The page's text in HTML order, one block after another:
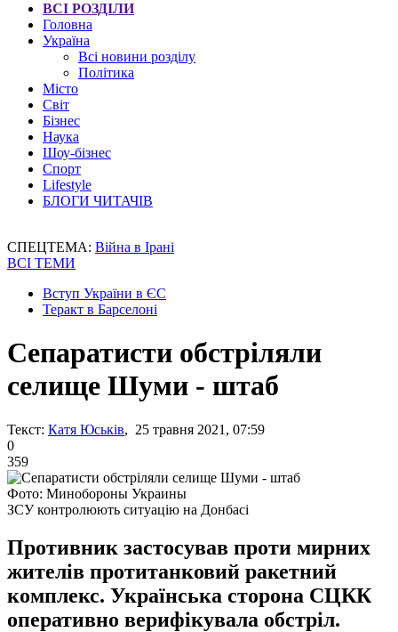
ВСІ РОЗДІЛИ
Головна
Україна
Всі новини розділу
Політика
Місто
Світ
Бізнес
Наука
Шоу-бізнес
Спорт
Lifestyle
БЛОГИ ЧИТАЧІВ
СПЕЦТЕМА: Війна в Ірані
ВСІ ТЕМИ
Вступ України в ЄС
Теракт в Барселоні
Сепаратисти обстріляли
селище Шуми - штаб
Текст: Катя Юськів, 25 травня 2021, 07:59
0
359
Фото: Минобороны Украины
ЗСУ контролюють ситуацію на Донбасі
Противник застосував проти мирних
жителів протитанковий ракетний
комплекс. Українська сторона СЦКК
оперативно верифікувала обстріл.